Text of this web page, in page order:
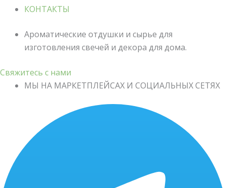
КОНТАКТЫ
Ароматические отдушки и сырье для
изготовления свечей и декора для дома.
Свяжитесь с нами
МЫ НА МАРКЕТПЛЕЙСАХ И СОЦИАЛЬНЫХ СЕТЯХ